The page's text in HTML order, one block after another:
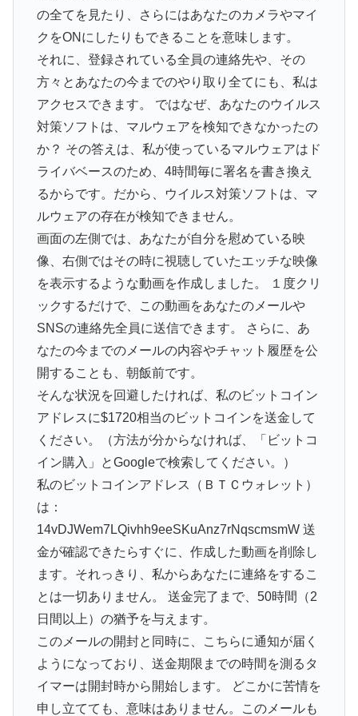
の全てを見たり、さらにはあなたのカメラやマイ
クをONにしたりもできることを意味します。
それに、登録されている全員の連絡先や、その
方々とあなたの今までのやり取り全てにも、私は
アクセスできます。 ではなぜ、あなたのウイルス
対策ソフトは、マルウェアを検知できなかったの
か？ その答えは、私が使っているマルウェアはド
ライバベースのため、4時間毎に署名を書き換え
るからです。だから、ウイルス対策ソフトは、マ
ルウェアの存在が検知できません。
画面の左側では、あなたが自分を慰めている映
像、右側ではその時に視聴していたエッチな映像
を表示するような動画を作成しました。 １度クリ
ックするだけで、この動画をあなたのメールや
SNSの連絡先全員に送信できます。 さらに、あ
なたの今までのメールの内容やチャット履歴を公
開することも、朝飯前です。
そんな状況を回避したければ、私のビットコイン
アドレスに$1720相当のビットコインを送金して
ください。（方法が分からなければ、「ビットコ
イン購入」とGoogleで検索してください。）
私のビットコインアドレス（ＢＴＣウォレット）
は：
14vDJWem7LQivhh9eeSKuAnz7rNqscmsmW 送
金が確認できたらすぐに、作成した動画を削除し
ます。それっきり、私からあなたに連絡をするこ
とは一切ありません。 送金完了まで、50時間（2
日間以上）の猶予を与えます。
このメールの開封と同時に、こちらに通知が届く
ようになっており、送金期限までの時間を測るタ
イマーは開封時から開始します。 どこかに苦情を
申し立てても、意味はありません。このメールも